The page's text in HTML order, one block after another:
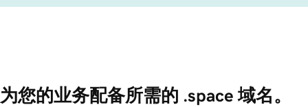
为您的业务配备所需的 .space 域名。